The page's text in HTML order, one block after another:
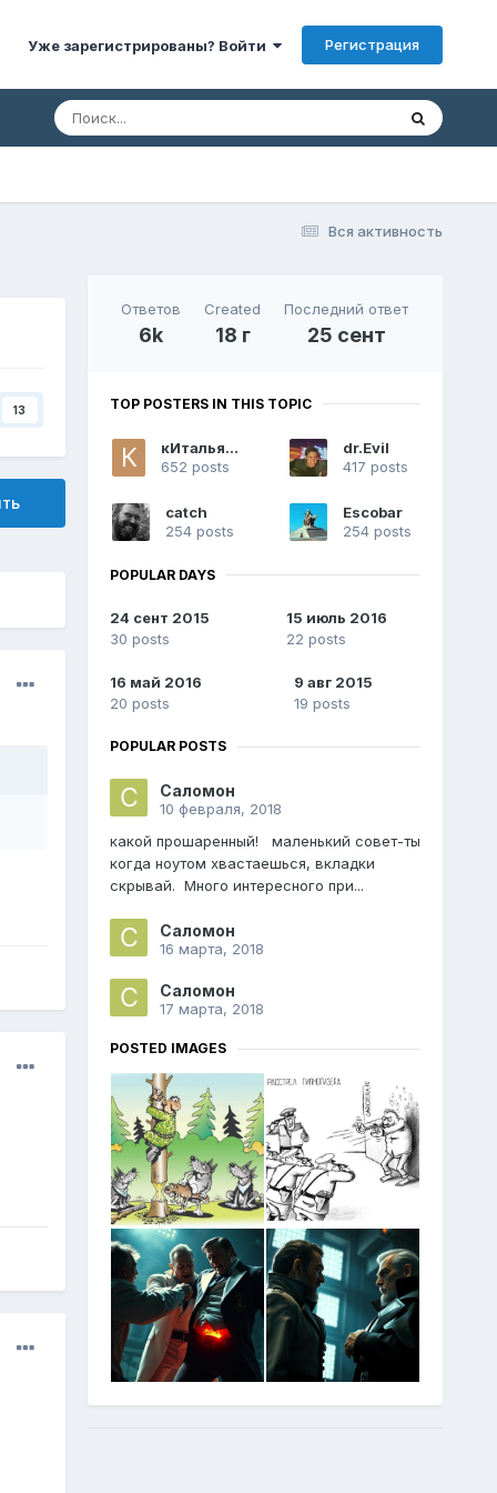
Уже зарегистрированы? Войти Регистрация
Вся активность
13
Ответов
6k
Created
18 г
Последний ответ
25 сент
TOP POSTERS IN THIS TOPIC
кИтальянец
652 posts
dr.Evil
417 posts
catch
254 posts
Escobar
254 posts
POPULAR DAYS
24 сент 2015
30 posts
15 июль 2016
22 posts
16 май 2016
20 posts
9 авг 2015
19 posts
POPULAR POSTS
Саломон
10 февраля, 2018
какой прошаренный! маленький совет-ты
когда ноутом хвастаешься, вкладки
скрывай. Много интересного при...
Саломон
16 марта, 2018
Саломон
17 марта, 2018
POSTED IMAGES